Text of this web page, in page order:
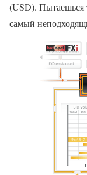
(USD). Пытаешься
самый